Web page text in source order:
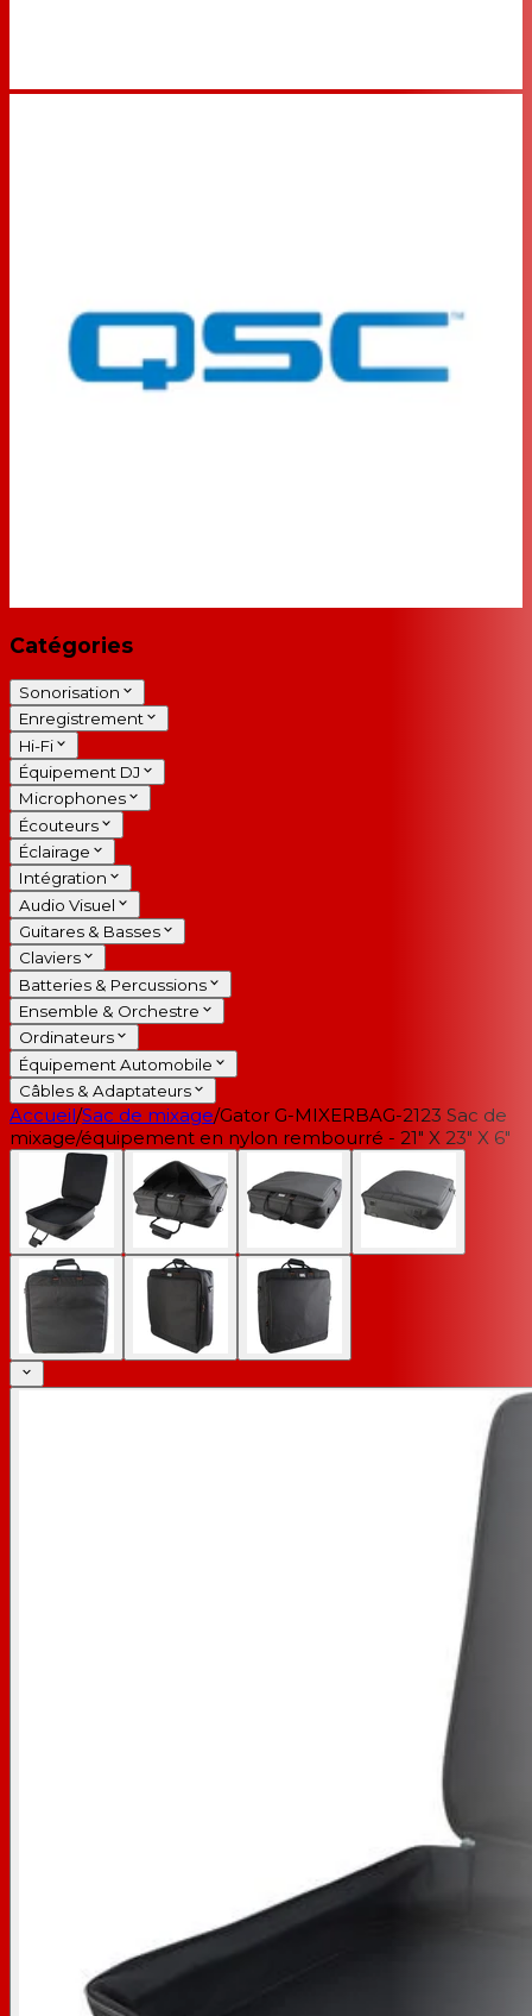
Catégories
Sonorisation
Enregistrement
Hi-Fi
Équipement DJ
Microphones
Écouteurs
Éclairage
Intégration
Audio Visuel
Guitares & Basses
Claviers
Batteries & Percussions
Ensemble & Orchestre
Ordinateurs
Équipement Automobile
Câbles & Adaptateurs
Accueil/Sac de mixage/Gator G-MIXERBAG-2123 Sac de
mixage/équipement en nylon rembourré - 21" X 23" X 6"